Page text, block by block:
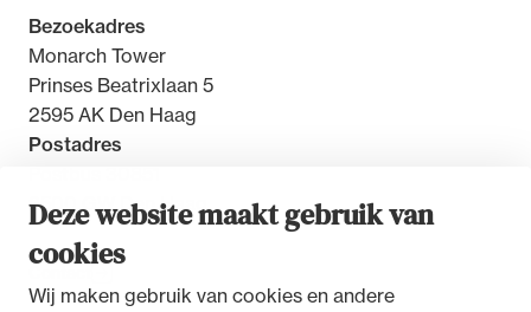
Deze website maakt gebruik van
cookies
Wij maken gebruik van cookies en andere
Bezoekadres
Monarch Tower
Prinses Beatrixlaan 5
2595 AK Den Haag
Postadres
2500 GW Den Haag
geheimhoudernummers.